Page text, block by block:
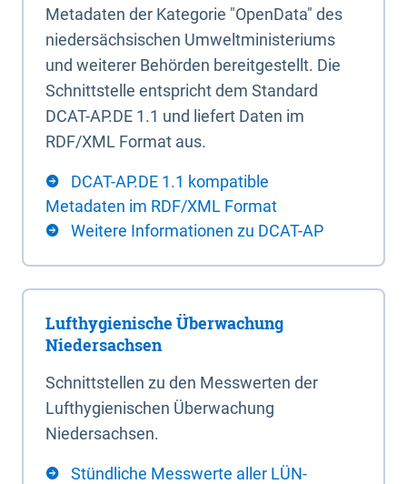
Metadaten der Kategorie "OpenData" des
niedersächsischen Umweltministeriums
und weiterer Behörden bereitgestellt. Die
Schnittstelle entspricht dem Standard
DCAT-AP.DE 1.1 und liefert Daten im
RDF/XML Format aus.
DCAT-AP.DE 1.1 kompatible
Metadaten im RDF/XML Format
Weitere Informationen zu DCAT-AP
Lufthygienische Überwachung
Niedersachsen
Schnittstellen zu den Messwerten der
Lufthygienischen Überwachung
Niedersachsen.
Stündliche Messwerte aller LÜN-